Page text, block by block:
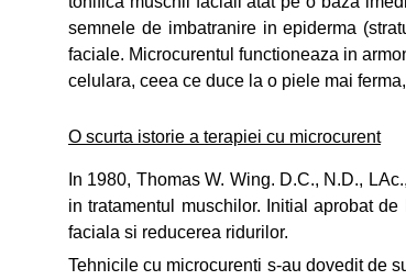
semnele de imbatranire in epiderma
faciale. Microcurentul functioneaza in
celulara, ceea ce duce la o piele mai
O scurta istorie a terapiei cu microcurent
In 1980, Thomas W. Wing. D.C., N.D.,
in tratamentul muschilor. Initial aprobat
faciala si reducerea ridurilor.
Tehnicile cu microcurenti s-au dovedit de